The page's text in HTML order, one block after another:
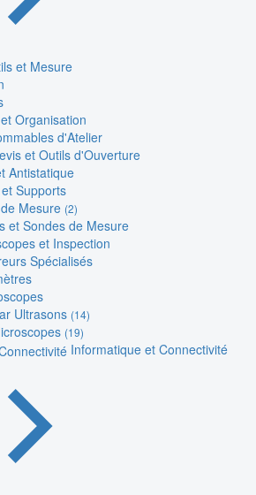
et Mesure
Organisation
d'Atelier
et Outils d'Ouverture
Antistatique
Supports
Mesure (2)
et Sondes de Mesure
et Inspection
Spécialisés
Ultrasons (14)
(19)
Informatique et Connectivité